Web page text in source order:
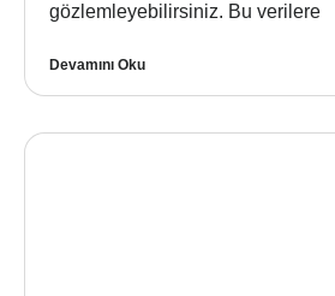
gözlemleyebilirsiniz. Bu verilere
Devamını Oku